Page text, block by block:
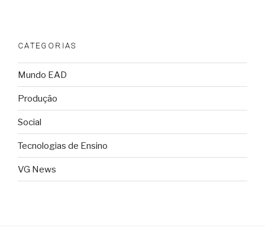
Prof.
Dr.
CATEGORIAS
Mundo EAD
Produção
Social
Tecnologias de Ensino
VG News